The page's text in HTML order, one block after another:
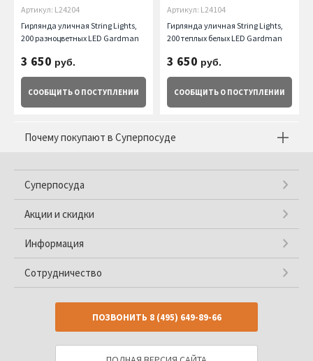
Артикул: L24204
Гирлянда уличная String Lights,
200 разноцветных LED Gardman
3 650 руб.
СООБЩИТЬ О ПОСТУПЛЕНИИ
Артикул: L24104
Гирлянда уличная String Lights,
200 теплых белых LED Gardman
3 650 руб.
СООБЩИТЬ О ПОСТУПЛЕНИИ
Почему покупают в Суперпосуде
Суперпосуда
Акции и скидки
Информация
Сотрудничество
ПОЗВОНИТЬ 8 (495) 649-89-66